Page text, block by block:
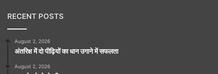
RECENT POSTS
August 2, 2026
अंतरिक्ष में दो पीढ़ियों का धान उगाने में सफलता
August 2, 2026